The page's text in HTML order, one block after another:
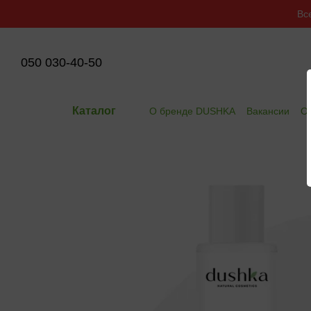
050 030-40-50
Каталог О бренде DUSHKA Вакансии